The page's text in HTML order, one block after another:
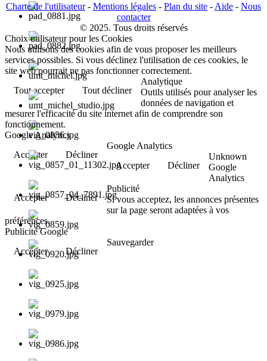
Charte de l'utilisateur- Mentions légales - Plan du site - Aide - Nous
contacter
© 2025. Tous droits réservés
Choix utilisateur pour les Cookies
Nous utilisons des cookies afin de vous proposer les meilleurs
services possibles. Si vous déclinez l'utilisation de ces cookies, le
site web pourrait ne pas fonctionner correctement.
Tout accepter
Tout décliner
Analytique
Outils utilisés pour analyser les
données de navigation et
mesurer l'efficacité du site internet afin de comprendre son
fonctionnement.
Google Analytics
Accepter
Décliner
Google Analytics
Accepter
Décliner
Unknown
Google
Analytics
Accepter
Décliner
Publicité
Si vous acceptez, les annonces présentes
sur la page seront adaptées à vos
préférences.
Publicité Google
Accepter
Décliner
Sauvegarder